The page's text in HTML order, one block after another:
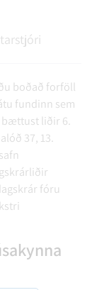
boðað forföll
fundinn sem
bættust liðir 6.
37, 13.
fóru